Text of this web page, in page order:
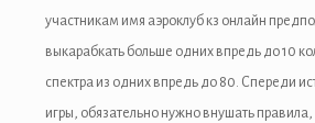
участникам имя аэроклуб кз онлайн
выкарабкать больше одних впредь до 10
спектра из одних впредь до 80. Спереди
игры, обязательно нужно внушать